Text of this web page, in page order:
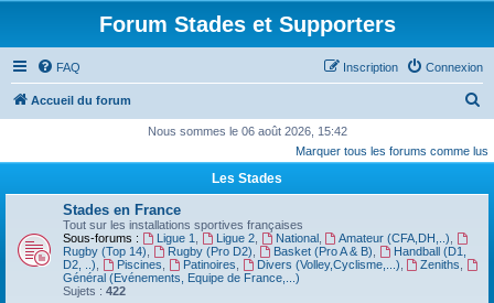
Forum Stades et Supporters
FAQ Connexion
Inscription
Accueil du forum
c
Nous sommes le 06 août 2026, 15:42
Marquer tous les forums comme lus
Les Stades
Stades en France
Tout sur les installations sportives françaises
Sous-forums :
Ligue 1 Ligue 2, National, Amateur (CFA,DH,..)
Rugby (Top 14)
Rugby (Pro D2) Basket (Pro A & B)
Handball (D1,
D2, ..)
Piscines Patinoires Divers (Volley,Cyclisme,...) Zeniths
Général (Evénements, Equipe de France,...)
Sujets : 422